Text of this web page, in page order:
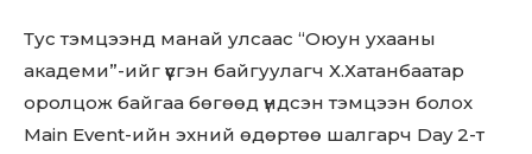
Тус тэмцээнд манай улсаас “Оюун ухааны
академи”-ийг үүсгэн байгуулагч Х.Хатанбаатар
оролцож байгаа бөгөөд үндсэн тэмцээн болох
Main Event-ийн эхний өдөртөө шалгарч Day 2-т